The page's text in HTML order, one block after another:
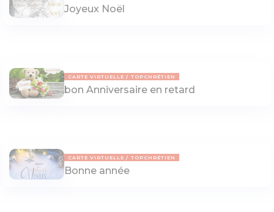
Joyeux Noël
CARTE VIRTUELLE TOPCHRÉTIEN
bon Anniversaire en retard
CARTE VIRTUELLE TOPCHRÉTIEN
Bonne année